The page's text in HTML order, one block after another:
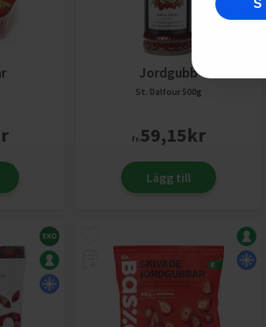
Jordgubb
St. Dalfour 500g
fr.59,15kr
Lägg till